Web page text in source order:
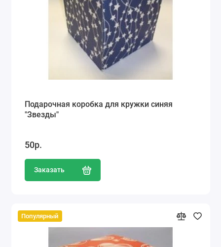
Подарочная коробка для кружки синяя
"Звезды"
50р.
Заказать
Популярный